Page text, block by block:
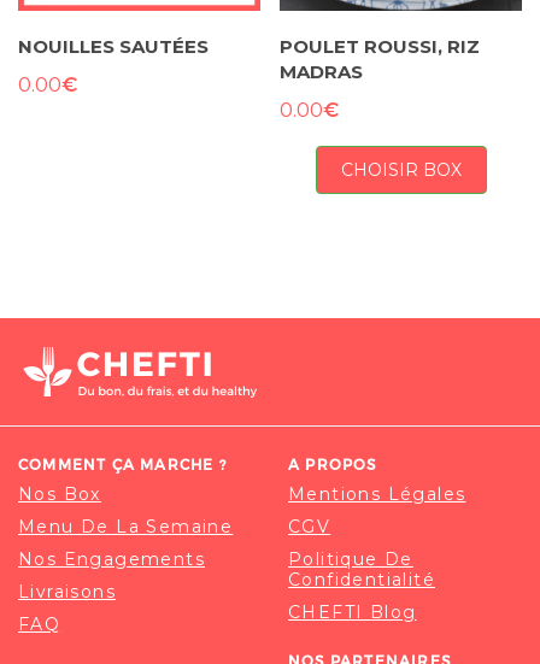
NOUILLES SAUTÉES
0.00€
POULET ROUSSI, RIZ
MADRAS
0.00€
CHOISIR BOX
COMMENT ÇA MARCHE ?
Nos Box
Menu De La Semaine
Nos Engagements
Livraisons
FAQ
A PROPOS
Mentions Légales
CGV
Politique De
Confidentialité
CHEFTI Blog
NOS PARTENAIRES